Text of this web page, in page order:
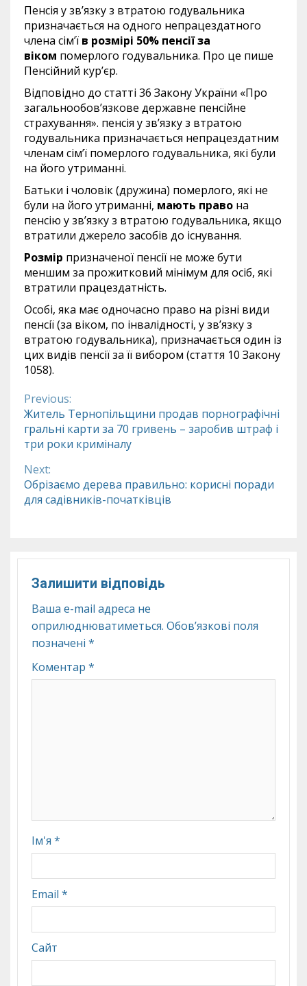
Пенсія у зв’язку з втратою годувальника
призначається на одного непрацездатного
члена сім’ї в розмірі 50% пенсії за
віком померлого годувальника. Про це пише
Пенсійний кур’єр.
Відповідно до статті 36 Закону України «Про
загальнообов’язкове державне пенсійне
страхування». пенсія у зв’язку з втратою
годувальника призначається непрацездатним
членам сім’ї померлого годувальника, які були
на його утриманні.
Батьки і чоловік (дружина) померлого, які не
були на його утриманні, мають право на
пенсію у зв’язку з втратою годувальника, якщо
втратили джерело засобів до існування.
Розмір призначеної пенсії не може бути
меншим за прожитковий мінімум для осіб, які
втратили працездатність.
Особі, яка має одночасно право на різні види
пенсії (за віком, по інвалідності, у зв’язку з
втратою годувальника), призначається один із
цих видів пенсії за її вибором (стаття 10 Закону
1058).
Continue
Reading
Previous:
Житель Тернопільщини продав порнографічні
гральні карти за 70 гривень – заробив штраф і
три роки криміналу
Next:
Обрізаємо дерева правильно: корисні поради
для садівників-початківців
Залишити відповідь
Ваша e-mail адреса не
оприлюднюватиметься. Обов’язкові поля
позначені *
Коментар *
Ім'я *
Email *
Сайт